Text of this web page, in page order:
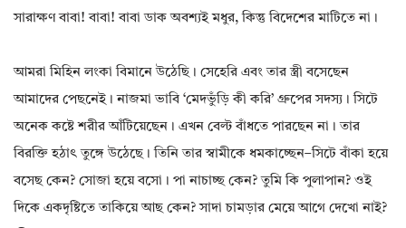
সারাক্ষণ বাবা! বাবা! বাবা ডাক অবশ্যই মধুর, কিন্তু বিদেশের মাটিতে না।
আমরা মিহিন লংকা বিমানে উঠেছি। সেহেরি এবং তার স্ত্রী বসেছেন
আমাদের পেছনেই। নাজমা ভাবি ‘মেদভুঁড়ি কী করি’ গ্রুপের সদস্য। সিটে
অনেক কষ্টে শরীর আঁটিয়েছেন। এখন বেল্ট বাঁধতে পারছেন না। তার
বিরক্তি হঠাৎ তুঙ্গে উঠেছে। তিনি তার স্বামীকে ধমকাচ্ছেন–সিটে বাঁকা হয়ে
বসেছ কেন? সোজা হয়ে বসো। পা নাচাচ্ছ কেন? তুমি কি পুলাপান? ওই
দিকে একদৃষ্টিতে তাকিয়ে আছ কেন? সাদা চামড়ার মেয়ে আগে দেখো নাই?